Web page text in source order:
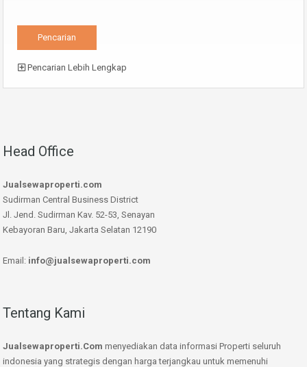
Pencarian Lebih Lengkap
Head Office
Jualsewaproperti.com
Sudirman Central Business District
Jl. Jend. Sudirman Kav. 52-53, Senayan
Kebayoran Baru, Jakarta Selatan 12190
Email: info@jualsewaproperti.com
Tentang Kami
Jualsewaproperti.Com menyediakan data informasi Properti seluruh
indonesia yang strategis dengan harga terjangkau untuk memenuhi